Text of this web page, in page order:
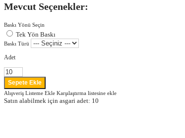
Mevcut Seçenekler:
Baskı Yönü Seçin
Tek Yön Baskı
Baskı Türü
Adet
Alışveriş Listeme Ekle Karşılaştırma listesine ekle
Satın alabilmek için asgari adet: 10